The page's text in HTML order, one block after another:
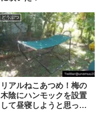
どうぶつ
リアルねこあつめ！梅の
木陰にハンモックを設置
して昼寝しようと思った